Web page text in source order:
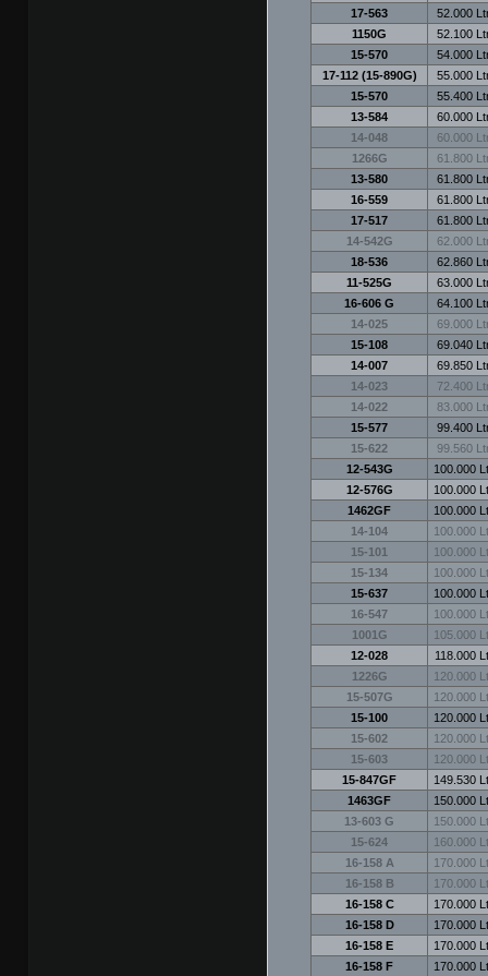
17-563
52.000
1150G
52.100
15-570
54.000
17-112 (15-890G)
55.000
15-570
55.400
13-584
60.000
14-048
60.000
1266G
61.800
13-580
61.800
16-559
61.800
17-517
61.800
14-542G
62.000
18-536
62.860
11-525G
63.000
16-606 G
64.100
14-025
69.000
15-108
69.040
14-007
69.850
14-023
72.400
14-022
83.000
15-577
99.400
15-622
99.560
12-543G
100.000
12-576G
100.000
1462GF
100.000
14-104
100.000
15-101
100.000
15-134
100.000
15-637
100.000
16-547
100.000
1001G
105.000
12-028
118.000
1226G
120.000
15-507G
120.000
15-100
120.000
15-602
120.000
15-603
120.000
15-847GF
149.530
1463GF
150.000
13-603 G
150.000
15-624
160.000
16-158 A
170.000
16-158 B
170.000
16-158 C
170.000
16-158 D
170.000
16-158 E
170.000
16-158 F
170.000